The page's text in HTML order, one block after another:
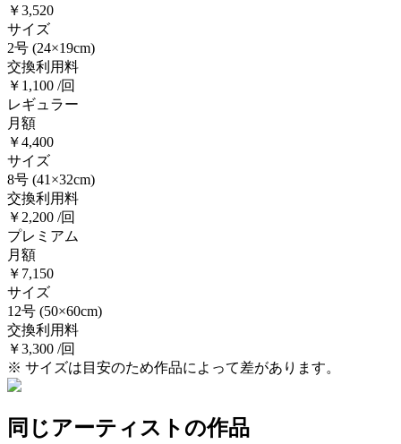
￥3,520
サイズ
2号 (24×19cm)
交換利用料
￥1,100 /回
レギュラー
月額
￥4,400
サイズ
8号 (41×32cm)
交換利用料
￥2,200 /回
プレミアム
月額
￥7,150
サイズ
12号 (50×60cm)
交換利用料
￥3,300 /回
※ サイズは目安のため作品によって差があります。
同じアーティストの作品